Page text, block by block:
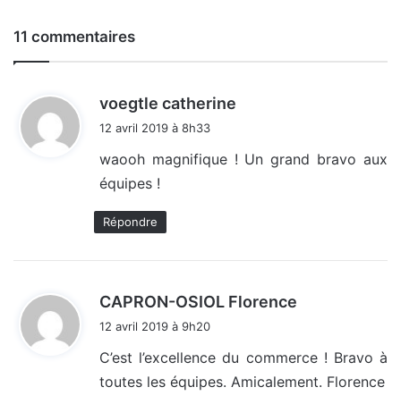
11 commentaires
voegtle catherine
12 avril 2019 à 8h33
waooh magnifique ! Un grand bravo aux
équipes !
Répondre
CAPRON-OSIOL Florence
:
12 avril 2019 à 9h20
C’est l’excellence du commerce ! Bravo à
toutes les équipes. Amicalement. Florence